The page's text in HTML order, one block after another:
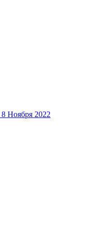
8 Ноября 2022